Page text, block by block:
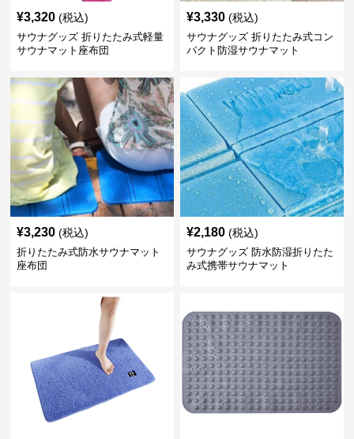
¥3,320 (税込)
サウナグッズ 折りたたみ式軽量
サウナマット座布団
¥3,330 (税込)
サウナグッズ 折りたたみ式コン
パクト防湿サウナマット
¥3,230 (税込)
折りたたみ式防水サウナマット
座布団
¥2,180 (税込)
サウナグッズ 防水防湿折りたた
み式携帯サウナマット